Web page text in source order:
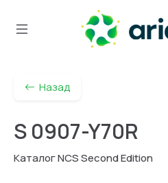
Назад
S 0907-Y70R
Каталог NCS Second Edition